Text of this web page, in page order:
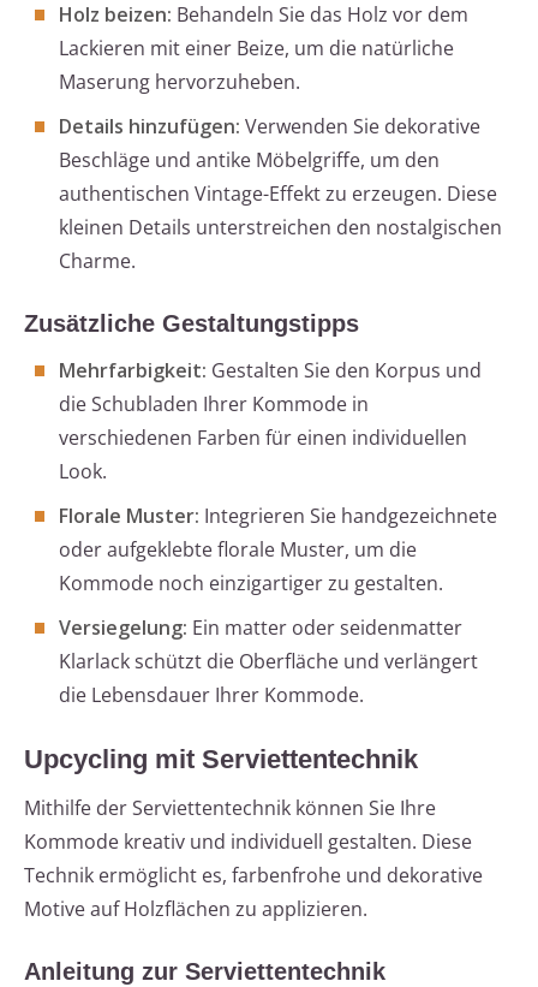
Holz beizen: Behandeln Sie das Holz vor dem
Lackieren mit einer Beize, um die natürliche
Maserung hervorzuheben.
Details hinzufügen: Verwenden Sie dekorative
Beschläge und antike Möbelgriffe, um den
authentischen Vintage-Effekt zu erzeugen. Diese
kleinen Details unterstreichen den nostalgischen
Charme.
Zusätzliche Gestaltungstipps
Mehrfarbigkeit: Gestalten Sie den Korpus und
die Schubladen Ihrer Kommode in
verschiedenen Farben für einen individuellen
Look.
Florale Muster: Integrieren Sie handgezeichnete
oder aufgeklebte florale Muster, um die
Kommode noch einzigartiger zu gestalten.
Versiegelung: Ein matter oder seidenmatter
Klarlack schützt die Oberfläche und verlängert
die Lebensdauer Ihrer Kommode.
Upcycling mit Serviettentechnik
Mithilfe der Serviettentechnik können Sie Ihre
Kommode kreativ und individuell gestalten. Diese
Technik ermöglicht es, farbenfrohe und dekorative
Motive auf Holzflächen zu applizieren.
Anleitung zur Serviettentechnik